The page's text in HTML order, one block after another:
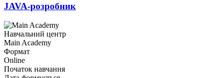
JAVA-розробник
Навчальний центр
Main Academy
Формат
Online
Початок навчання